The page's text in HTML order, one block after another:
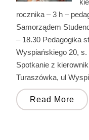
rocznika – 3 h –
Samorządem
– 18.30 Pedagogika
Wyspiańskiego 20, s.
Spotkanie z
Turaszówka, ul
Read More